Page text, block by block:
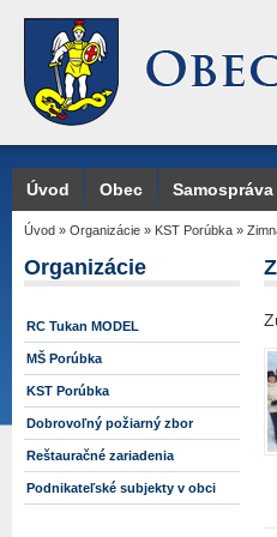
Úvod Obec Samospráva
Úvod » Organizácie » KST Porúbka »
Organizácie
RC Tukan MODEL
MŠ Porúbka
KST Porúbka
Dobrovoľný požiarný zbor
Reštauračné zariadenia
Podnikateľské subjekty v obci